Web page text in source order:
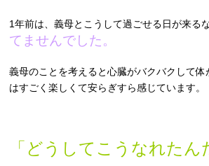
1年前は、義母とこうして過ごせる日が来る
てませんでした。
義母のことを考えると心臓がバクバクして
はすごく楽しくて安らぎすら感じています。
「どうしてこうなれたん